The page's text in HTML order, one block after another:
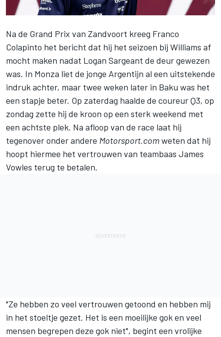
Na de Grand Prix van Zandvoort kreeg Franco
Colapinto het bericht dat hij het seizoen bij Williams af
mocht maken nadat Logan Sargeant de deur gewezen
was. In Monza liet de jonge Argentijn al een uitstekende
indruk achter, maar twee weken later in Baku was het
een stapje beter. Op zaterdag haalde de coureur Q3, op
zondag zette hij de kroon op een sterk weekend met
een achtste plek. Na afloop van de race laat hij
tegenover onder andere Motorsport.comweten dat hij
hoopt hiermee het vertrouwen van teambaas James
Vowles terug te betalen.
"Ze hebben zo veel vertrouwen getoond en hebben mij
in het stoeltje gezet. Het is een moeilijke gok en veel
mensen begrepen deze gok niet", begint een vrolijke